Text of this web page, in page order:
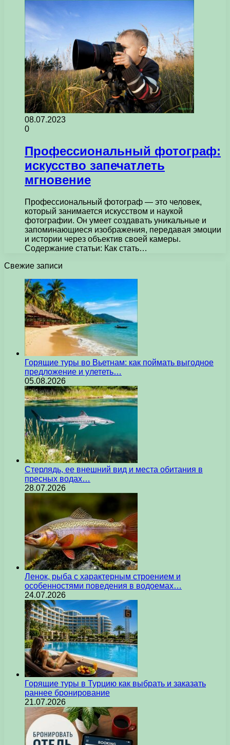
08.07.2023
0
Профессиональный фотограф:
искусство запечатлеть
мгновение
Профессиональный фотограф — это человек,
который занимается искусством и наукой
фотографии. Он умеет создавать уникальные и
запоминающиеся изображения, передавая эмоции
и истории через объектив своей камеры.
Содержание статьи: Как стать…
Свежие записи
Горящие туры во Вьетнам: как поймать выгодное
предложение и улететь…
05.08.2026
Стерлядь, ее внешний вид и места обитания в
пресных водах…
28.07.2026
Ленок, рыба с характерным строением и
особенностями поведения в водоемах…
24.07.2026
Горящие туры в Турцию как выбрать и заказать
раннее бронирование
21.07.2026